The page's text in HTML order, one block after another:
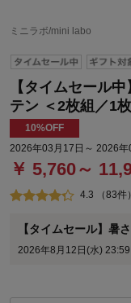
ミニラボ/mini labo
【タイムセール
テン ＜2枚組／1
10%OFF
2026年03月17日～ 2026年
￥ 5,760～
4.3 （83件）
【タイムセール】暑
2026年8月12日(水)